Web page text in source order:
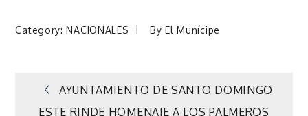
Category:NACIONALES ByEl Munícipe
Navegación
AYUNTAMIENTO DE SANTO DOMINGO
ESTE RINDE HOMENAJE A LOS PALMEROS